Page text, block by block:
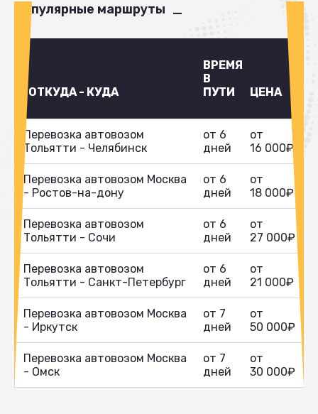
Популярные маршруты
ОТКУДА - КУДА
ВРЕМЯ
В
ПУТИ
ЦЕНА
Перевозка автовозом
Тольятти - Челябинск
от 6
дней
от
16 000₽
Перевозка автовозом Москва
- Ростов-на-дону
от 6
дней
от
18 000₽
Перевозка автовозом
Тольятти - Сочи
от 6
дней
от
27 000₽
Перевозка автовозом
Тольятти - Санкт-Петербург
от 6
дней
от
21 000₽
Перевозка автовозом Москва
- Иркутск
от 7
дней
от
50 000₽
Перевозка автовозом Москва
- Омск
от 7
дней
от
30 000₽